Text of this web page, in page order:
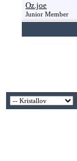
Oz.joe
Junior Member